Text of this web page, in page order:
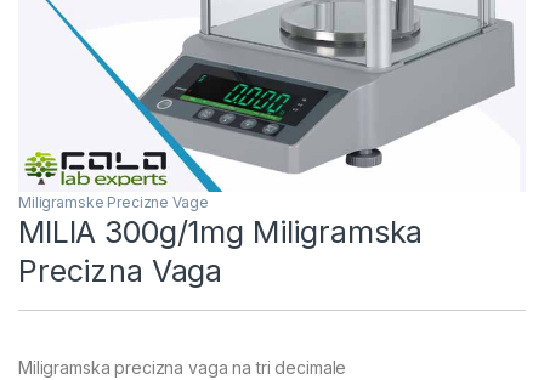
Miligramske Precizne Vage
MILIA 300g/1mg Miligramska
Precizna Vaga
Miligramska precizna vaga na tri decimale